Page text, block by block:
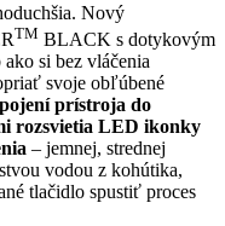
Nový
TM BLACK s dotykovým
si bez vláčenia
svoje obľúbené
prístroja do
rozsvietia LED ikonky
– jemnej, strednej
vodou z kohútika,
tlačidlo spustiť proces